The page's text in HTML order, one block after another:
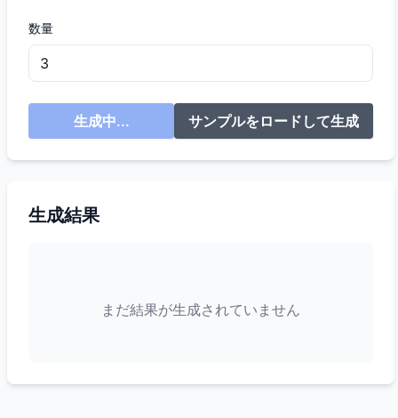
数量
生成中... サンプルをロードして生成
生成結果
まだ結果が生成されていません